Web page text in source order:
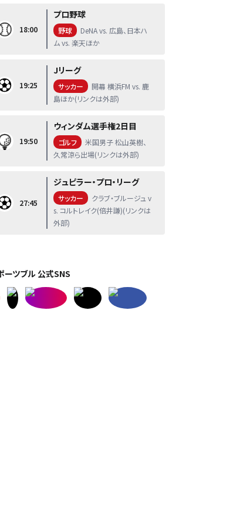
18:00
プロ野球
野球
DeNA vs. 広島、日本ハ
ム vs. 楽天ほか
19:25
Jリーグ
サッカー
開幕 横浜FM vs. 鹿
島ほか(リンクは外部)
19:50
ウィンダム選手権2日目
ゴルフ
米国男子 松山英樹、
久常涼ら出場(リンクは外部)
27:45
ジュピラー・プロ・リーグ
サッカー
クラブ・ブルージュ v
s. コルトレイク(倍井謙)(リンクは
外部)
ーツブル 公式SNS